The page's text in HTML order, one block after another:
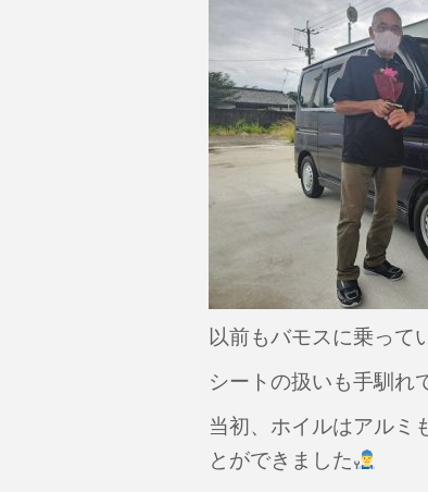
b
o
o
k
以前もバモスに乗って
シートの扱いも手馴れ
当初、ホイルはアルミ
とができました